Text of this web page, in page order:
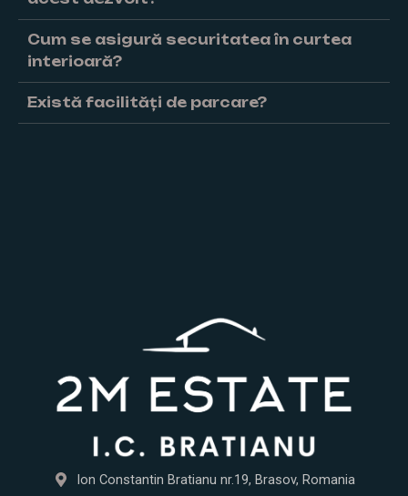
Cum se asigură securitatea în curtea
interioară?
Există facilități de parcare?
Ion Constantin Bratianu nr.19, Brasov, Romania